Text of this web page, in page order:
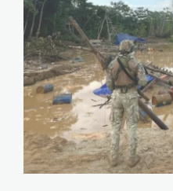
minería-
sernanp1